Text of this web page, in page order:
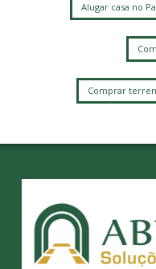
Alugar casa no
Comprar